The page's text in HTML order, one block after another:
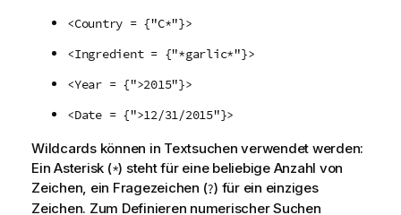
<Country = {"C*"}>
<Ingredient = {"*garlic*"}>
<Year = {">2015"}>
<Date = {">12/31/2015"}>
Wildcards können in Textsuchen verwendet werden:
Ein Asterisk (*) steht für eine beliebige Anzahl von
Zeichen, ein Fragezeichen (?) für ein einziges
Zeichen. Zum Definieren numerischer Suchen